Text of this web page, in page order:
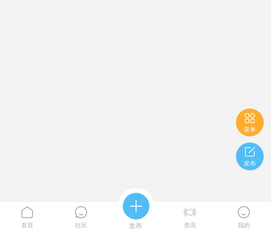

菜单

发布

首页

社区

发布

资讯

我的